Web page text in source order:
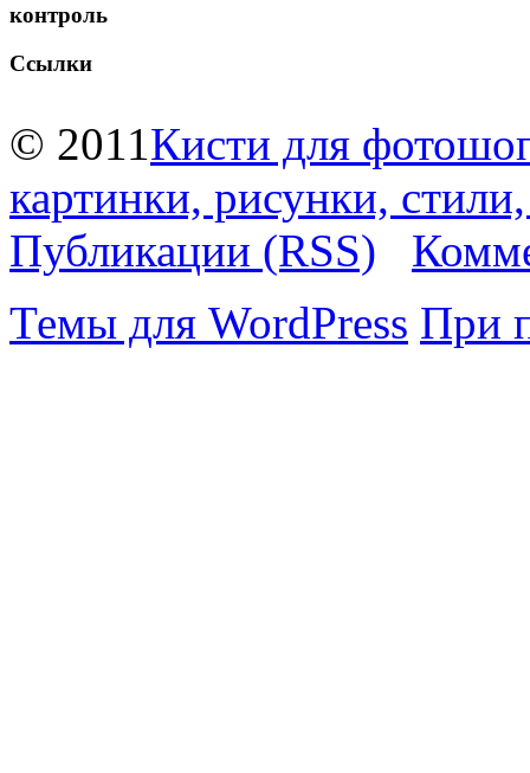
контроль
Ссылки
© 2011Кисти для
картинки, рисунки,
Публикации (RSS)
Темы для WordPress При